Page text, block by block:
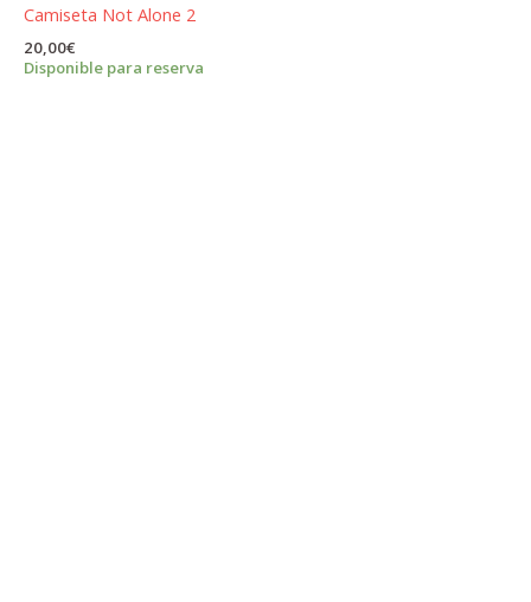
Camiseta Not Alone 2
20,00€
Disponible para reserva